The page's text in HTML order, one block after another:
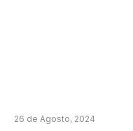
26 de Agosto, 2024